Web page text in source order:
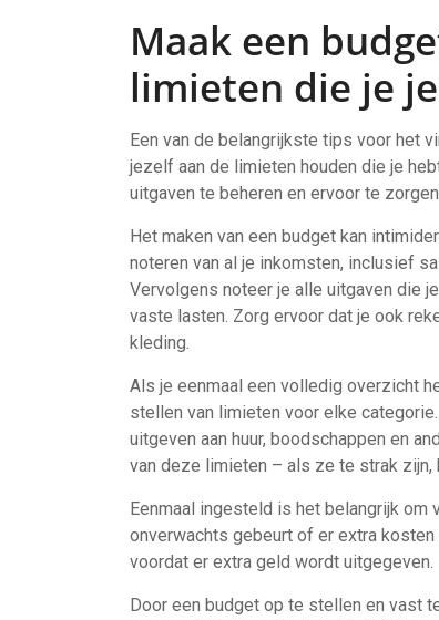
Maak een
limieten die je
Een van de belangrijkste tips voor het
jezelf aan de limieten houden die je
uitgaven te beheren en ervoor te
Het maken van een budget kan
noteren van al je inkomsten, inclusief
Vervolgens noteer je alle uitgaven die
vaste lasten. Zorg ervoor dat je ook
kleding.
Als je eenmaal een volledig overzicht
stellen van limieten voor elke
uitgeven aan huur, boodschappen en
van deze limieten – als ze te strak
Eenmaal ingesteld is het belangrijk
onverwachts gebeurt of er extra
voordat er extra geld wordt uitgegeven.
Door een budget op te stellen en vast